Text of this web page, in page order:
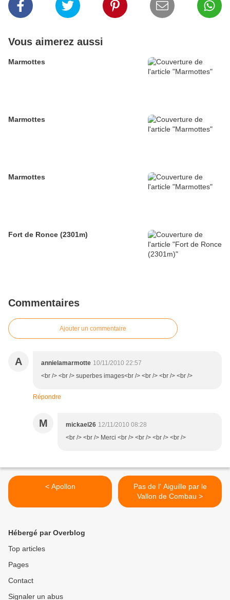
Vous aimerez aussi
Marmottes
Marmottes
Marmottes
Fort de Ronce (2301m)
Commentaires
Ajouter un commentaire
A annielamarmotte 10/11/2010 22:57
<br /> <br /> superbes images<br /> <br /> <br /> <br />
Répondre
M mickael26 12/11/2010 08:28
<br /> <br /> Merci <br /> <br /> <br /> <br />
< Apollon
Pas de l' Aiguille par le
Vallon de Combau >
Hébergé par Overblog
Top articles
Pages
Contact
Signaler un abus